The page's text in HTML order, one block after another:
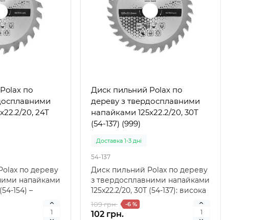
по
20, 24Т
по дереву
напайками
154) –
Диск пильний Polax по
дереву з твердосплавними
напайками 125x22.2/20, 30Т
(54-137) (999)
Доставка 1-3 дні
54-137
Диск пильний Polax по дереву
з твердосплавними напайками
125x22.2/20, 30Т (54-137): висока
якість рі..
109 грн. -6 %
102 грн.